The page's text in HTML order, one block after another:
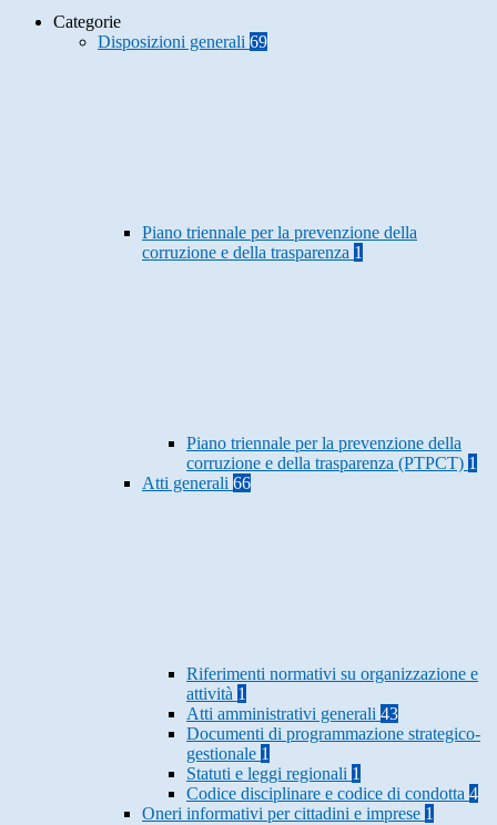
Categorie
Disposizioni generali 69
Piano triennale per la prevenzione della
corruzione e della trasparenza 1
Piano triennale per la prevenzione della
corruzione e della trasparenza (PTPCT) 1
Atti generali 66
Riferimenti normativi su organizzazione e
attività 1
Atti amministrativi generali 43
Documenti di programmazione strategico-
gestionale 1
Statuti e leggi regionali 1
Codice disciplinare e codice di condotta 4
Oneri informativi per cittadini e imprese 1